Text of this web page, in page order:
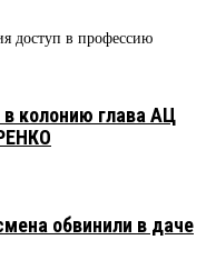
доступ в профессию
колонию глава АЦ
обвинили в даче